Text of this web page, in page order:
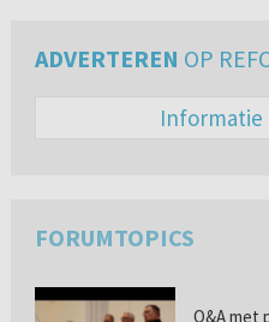
ADVERTEREN OP
Informatie
FORUMTOPICS
Q&A met